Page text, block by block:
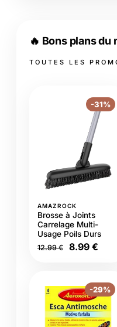
🔥 Bons plans du
TOUTES LES
-31%
AMAZROCK
Brosse à Joints
Carrelage Multi-
Usage Poils Durs
12.99 € 8.99 €
-29%